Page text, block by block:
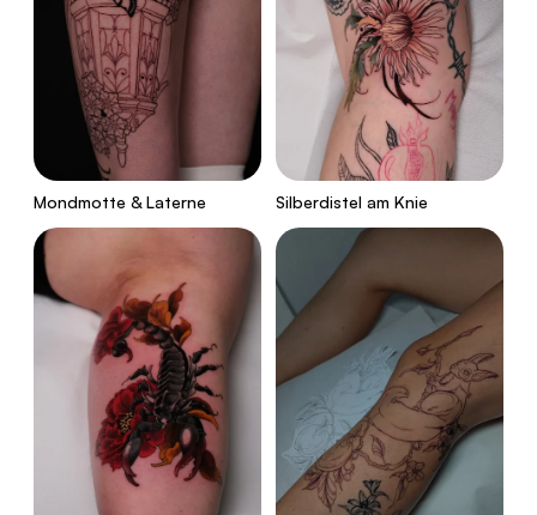
Mondmotte & Laterne Silberdistel am Knie